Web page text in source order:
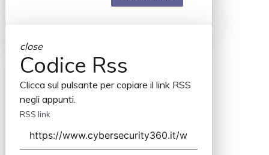
close
Codice Rss
Clicca sul pulsante per copiare il link RSS
negli appunti.
RSS link